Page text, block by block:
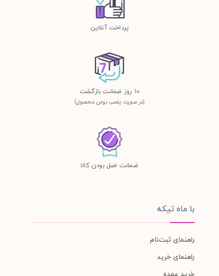
پرداخت آنلاین
١٠ روز ضمانت بازگشت
(در صورت پلمب بودن محصول)
ضمانت اصل بودن کالا
با ماه تیکه
راهنمای ثبت‌نام
راهنمای خرید